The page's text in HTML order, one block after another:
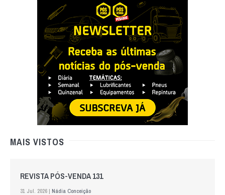
MAIS VISTOS
REVISTA PÓS-VENDA 131
31 Jul. 2026 | Nádia Conceição